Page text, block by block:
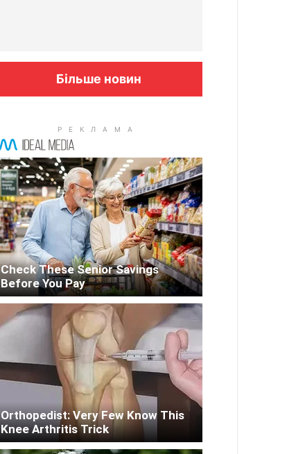
Більше новин
Check These Senior Savings
Before You Pay
Orthopedist: Very Few Know This
Knee Arthritis Trick